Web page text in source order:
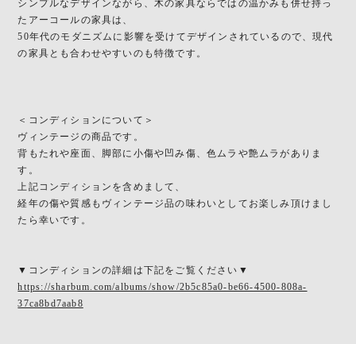
シンプルなデザインながら、木の家具ならではの温かみも併せ持っ
たアーコールの家具は、
50年代のモダニズムに影響を受けてデザインされているので、現代
の家具とも合わせやすいのも特徴です。
＜コンディションについて＞
ヴィンテージの商品です。
背もたれや座面、脚部に小傷や凹み傷、色ムラや艶ムラがありま
す。
上記コンディションを含めまして、
経年の傷や質感もヴィンテージ品の味わいとしてお楽しみ頂けまし
たら幸いです。
▼コンディションの詳細は下記をご覧ください▼
https://sharbum.com/albums/show/2b5c85a0-be66-4500-808a-
37ca8bd7aab8